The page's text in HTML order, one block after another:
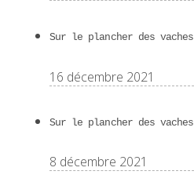
Sur le plancher des vaches
16 décembre 2021
Sur le plancher des vaches
8 décembre 2021